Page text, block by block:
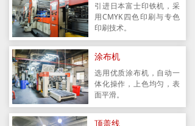
选用优质涂布机，自动一
体化操作，上色均匀，表
面平滑。
涂布机
引进日本富士印铁机，采
用CMYK四色印刷与专色
印刷技术。
顶盖线